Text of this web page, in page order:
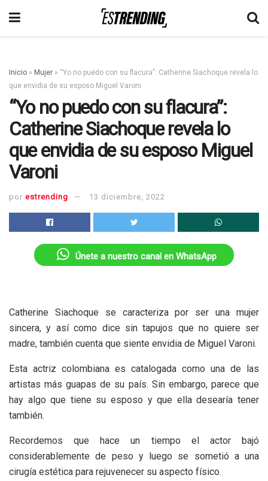
Inicio » Mujer » “Yo no puedo con su flacura”: Catherine Siachoque revela lo
que envidia de su esposo Miguel Varoni
“Yo no puedo con su flacura”:
Catherine Siachoque revela lo
que envidia de su esposo Miguel
Varoni
por estrending 13 diciembre, 2022
Únete a nuestro canal en WhatsApp
Catherine Siachoque se caracteriza por ser una mujer
sincera, y así como dice sin tapujos que no quiere ser
madre, también cuenta que siente envidia de Miguel Varoni.
Esta actriz colombiana es catalogada como una de las
artistas más guapas de su país. Sin embargo, parece que
hay algo que tiene su esposo y que ella desearía tener
también.
Recordemos que hace un tiempo el actor bajó
considerablemente de peso y luego se sometió a una
cirugía estética para rejuvenecer su aspecto físico.